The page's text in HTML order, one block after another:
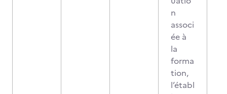
n
associ
ée à
la
forma
tion,
l’établ